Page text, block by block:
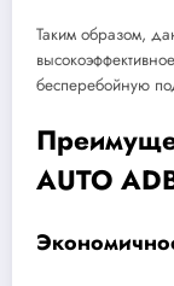
Таким образом,
бесперебойную
AUTO